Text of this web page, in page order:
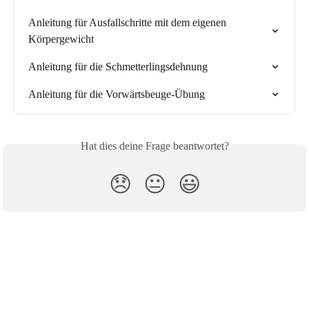
Anleitung für Ausfallschritte mit dem eigenen
Körpergewicht
Anleitung für die Schmetterlingsdehnung
Anleitung für die Vorwärtsbeuge-Übung
Hat dies deine Frage beantwortet?
😞 😐 😃